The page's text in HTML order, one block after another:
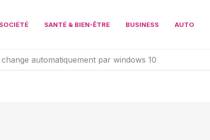
SOCIÉTÉ SANTÉ & BIEN-ÊTRE BUSINESS AUTO
automatiquement par windows 10